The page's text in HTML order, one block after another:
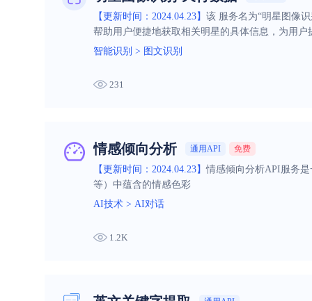
【更新时间：2024.04.23】 该 服务名为“明星图像
帮助用户便捷地获取相关明星的具体信息，为用
智能识别 > 图文识别
231
情感倾向分析 通用API 免费
【更新时间：2024.04.23】情感倾向分析API服务
等）中蕴含的情感色彩
AI技术 > AI对话
1.2K